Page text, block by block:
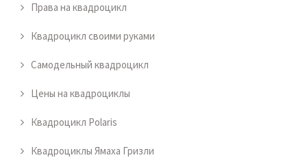
Права на квадроцикл
Квадроцикл своими руками
Самодельный квадроцикл
Цены на квадроциклы
Квадроцикл Polaris
Квадроциклы Ямаха Гризли